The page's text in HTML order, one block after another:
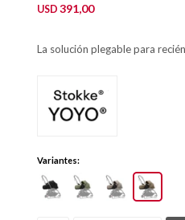
USD 391,00
La solución plegable para
Variantes: